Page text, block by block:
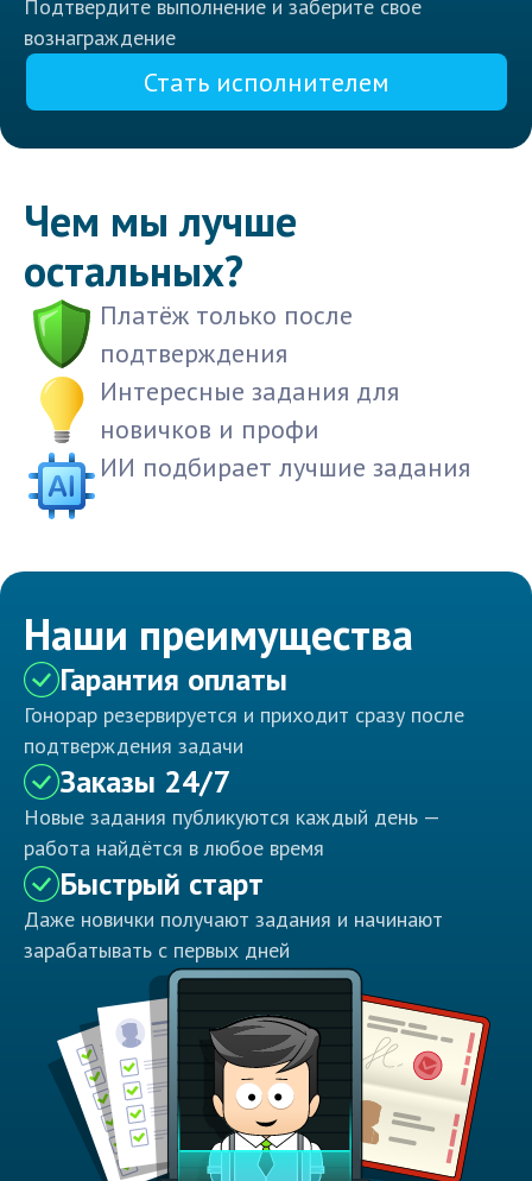
Подтвердите выполнение и заберите свое
вознаграждение
Стать исполнителем
Чем мы лучше
остальных?
Платёж только после
подтверждения
Интересные задания для
новичков и профи
ИИ подбирает лучшие задания
Наши преимущества
Гарантия оплаты
Гонорар резервируется и приходит сразу после
подтверждения задачи
Заказы 24/7
Новые задания публикуются каждый день —
работа найдётся в любое время
Быстрый старт
Даже новички получают задания и начинают
зарабатывать с первых дней